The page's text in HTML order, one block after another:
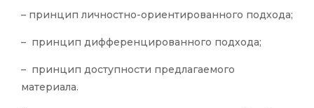
– принцип личностно-ориентированного подхода;
– принцип дифференцированного подхода;
– принцип доступности предлагаемого
материала.